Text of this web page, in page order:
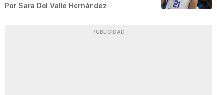
Por Sara Del Valle Hernández
PUBLICIDAD